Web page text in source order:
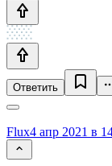
Ответить
Flux4 апр 2021 в